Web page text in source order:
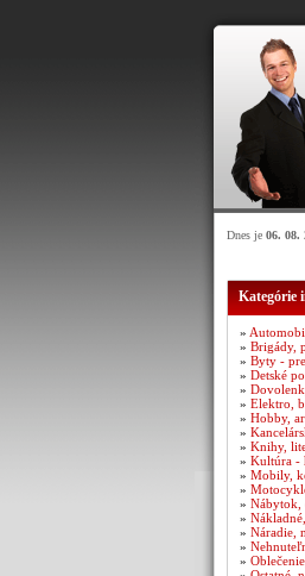
Dnes je 06. 08.
Kategórie
»
» Brigády,
» Byty -
» Detské
»
» Elektro,
» Hobby,
»
» Knihy,
» Kultúra -
» Mobily,
»
» Nábytok,
»
» Náradie,
»
»